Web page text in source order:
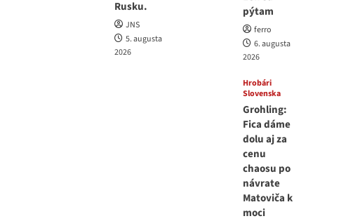
Rusku.
JNS
5. augusta
2026
pýtam
ferro
6. augusta
2026
Hrobári
Slovenska
Grohling:
Fica dáme
dolu aj za
cenu
chaosu po
návrate
Matoviča k
moci